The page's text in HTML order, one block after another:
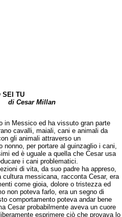
SEI TU
Messico ed ha vissuto gran parte
cavalli, maiali, cani e animali da
gli animali attraverso un
nonno, per portare al guinzaglio i cani,
ed è uguale a quella che Cesar usa
i cani problematici.
di vita, da suo padre ha appreso,
messicana, racconta Cesar, era
come gioia, dolore o tristezza ed
non poteva farlo, era un segno di
comportamento poteva andar bene
Cesar probabilmente aveva un cuore
esprimere ciò che provava lo